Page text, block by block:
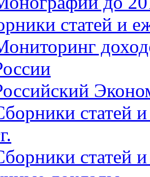
статей и
статей
статей